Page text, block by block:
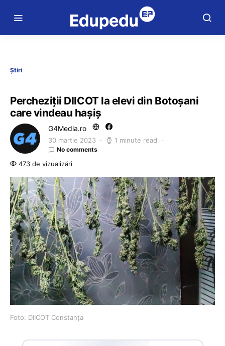
Știri
Percheziții DIICOT la elevi din Botoșani
care vindeau hașiș
G4Media.ro
30 martie 2023 1 minute read
No comments
473 de vizualizări
Foto: DIICOT Constanța